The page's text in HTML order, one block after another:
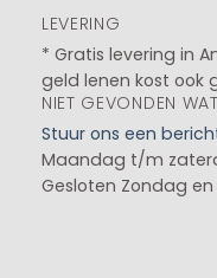
LEVERING
* Gratis levering in
geld lenen kost ook
NIET GEVONDEN
Stuur ons een
Maandag t/m
Gesloten Zondag en